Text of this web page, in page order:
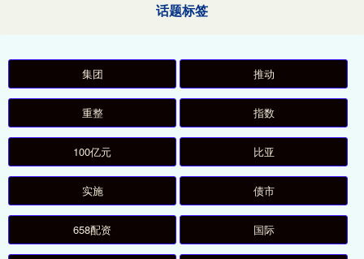
话题标签
集团 推动
重整 指数
100亿元 比亚
实施 债市
658配资 国际